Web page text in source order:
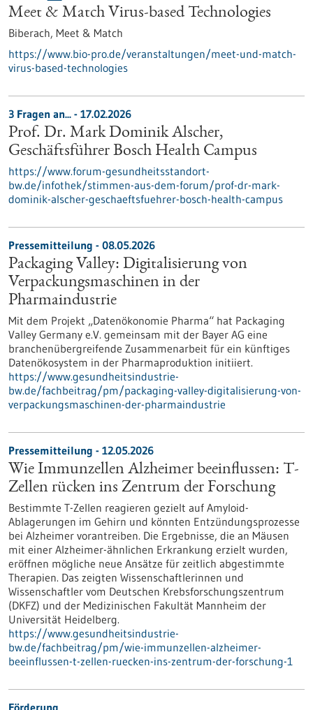
Meet & Match Virus-based Technologies
Biberach, Meet & Match
https://www.bio-pro.de/veranstaltungen/meet-und-match-
virus-based-technologies
3 Fragen an... - 17.02.2026
Prof. Dr. Mark Dominik Alscher,
Geschäftsführer Bosch Health Campus
https://www.forum-gesundheitsstandort-
bw.de/infothek/stimmen-aus-dem-forum/prof-dr-mark-
dominik-alscher-geschaeftsfuehrer-bosch-health-campus
Pressemitteilung - 08.05.2026
Packaging Valley: Digitalisierung von
Verpackungsmaschinen in der
Pharmaindustrie
Mit dem Projekt „Datenökonomie Pharma“ hat Packaging
Valley Germany e.V. gemeinsam mit der Bayer AG eine
branchenübergreifende Zusammenarbeit für ein künftiges
Datenökosystem in der Pharmaproduktion initiiert.
https://www.gesundheitsindustrie-
bw.de/fachbeitrag/pm/packaging-valley-digitalisierung-von-
verpackungsmaschinen-der-pharmaindustrie
Pressemitteilung - 12.05.2026
Wie Immunzellen Alzheimer beeinflussen: T-
Zellen rücken ins Zentrum der Forschung
Bestimmte T-Zellen reagieren gezielt auf Amyloid-
Ablagerungen im Gehirn und könnten Entzündungsprozesse
bei Alzheimer vorantreiben. Die Ergebnisse, die an Mäusen
mit einer Alzheimer-ähnlichen Erkrankung erzielt wurden,
eröffnen mögliche neue Ansätze für zeitlich abgestimmte
Therapien. Das zeigten Wissenschaftlerinnen und
Wissenschaftler vom Deutschen Krebsforschungszentrum
(DKFZ) und der Medizinischen Fakultät Mannheim der
Universität Heidelberg.
https://www.gesundheitsindustrie-
bw.de/fachbeitrag/pm/wie-immunzellen-alzheimer-
beeinflussen-t-zellen-ruecken-ins-zentrum-der-forschung-1
Förderung